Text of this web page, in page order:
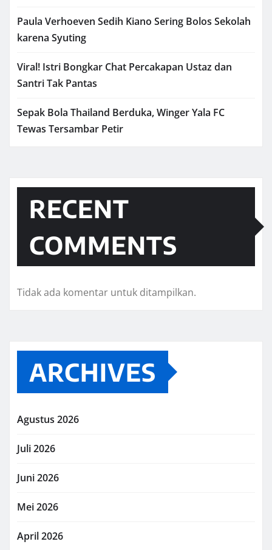
Paula Verhoeven Sedih Kiano Sering Bolos Sekolah
karena Syuting
Viral! Istri Bongkar Chat Percakapan Ustaz dan
Santri Tak Pantas
Sepak Bola Thailand Berduka, Winger Yala FC
Tewas Tersambar Petir
RECENT
COMMENTS
Tidak ada komentar untuk ditampilkan.
ARCHIVES
Agustus 2026
Juli 2026
Juni 2026
Mei 2026
April 2026